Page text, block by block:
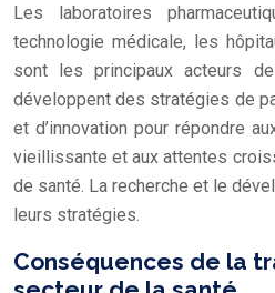
Les laboratoires
technologie médicale, les
sont les principaux acteurs
développent des stratégies de
et d’innovation pour répondre
vieillissante et aux attentes
de santé. La recherche et le
leurs stratégies.
Conséquences de la